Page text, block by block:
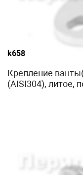
k658
Крепление
(AISI304), литое,